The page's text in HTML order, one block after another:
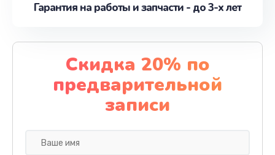
Гарантия на работы и запчасти - до 3-х лет
Скидка 20% по
предварительной
записи